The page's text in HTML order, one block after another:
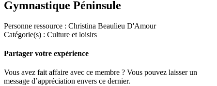
Gymnastique Péninsule
Personne ressource : Christina Beaulieu D'Amour
Catégorie(s) : Culture et loisirs
Partager votre expérience
Vous avez fait affaire avec ce membre ? Vous pouvez laisser un
message d’appréciation envers ce dernier.